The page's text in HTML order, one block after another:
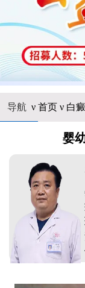
导航 ν 首页ν 白
婴